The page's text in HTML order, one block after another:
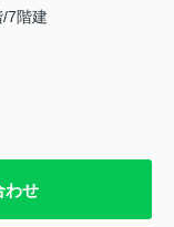
7階建
わせ